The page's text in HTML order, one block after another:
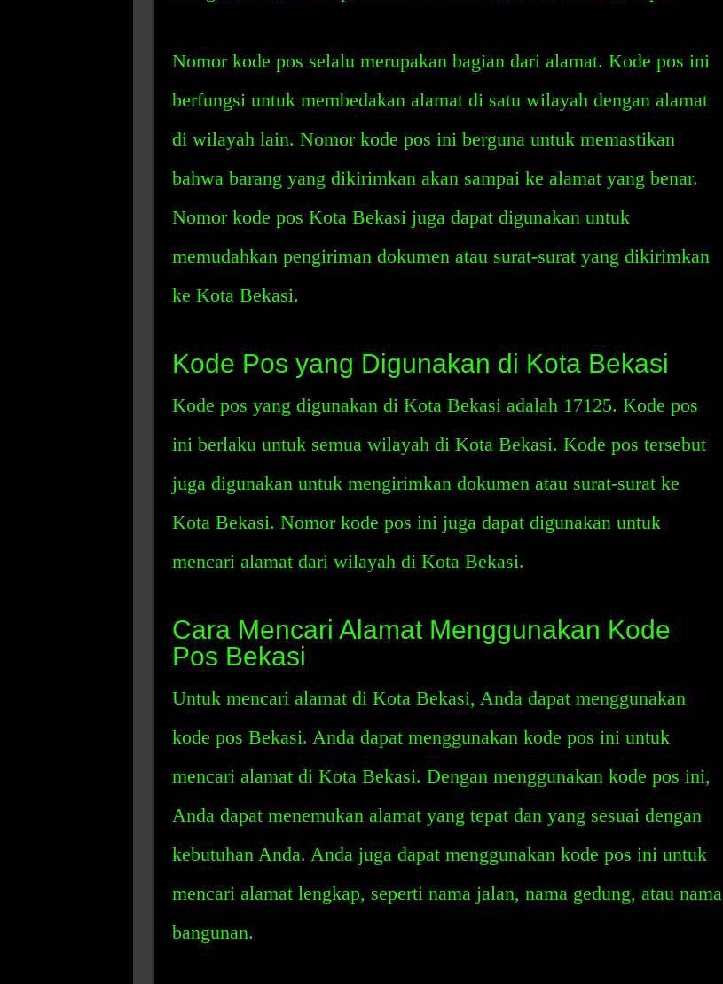
Nomor kode pos selalu merupakan bagian dari alamat. Kode pos ini
berfungsi untuk membedakan alamat di satu wilayah dengan alamat
di wilayah lain. Nomor kode pos ini berguna untuk memastikan
bahwa barang yang dikirimkan akan sampai ke alamat yang benar.
Nomor kode pos Kota Bekasi juga dapat digunakan untuk
memudahkan pengiriman dokumen atau surat-surat yang dikirimkan
ke Kota Bekasi.
Kode Pos yang Digunakan di Kota Bekasi
Kode pos yang digunakan di Kota Bekasi adalah 17125. Kode pos
ini berlaku untuk semua wilayah di Kota Bekasi. Kode pos tersebut
juga digunakan untuk mengirimkan dokumen atau surat-surat ke
Kota Bekasi. Nomor kode pos ini juga dapat digunakan untuk
mencari alamat dari wilayah di Kota Bekasi.
Cara Mencari Alamat Menggunakan Kode
Pos Bekasi
Untuk mencari alamat di Kota Bekasi, Anda dapat menggunakan
kode pos Bekasi. Anda dapat menggunakan kode pos ini untuk
mencari alamat di Kota Bekasi. Dengan menggunakan kode pos ini,
Anda dapat menemukan alamat yang tepat dan yang sesuai dengan
kebutuhan Anda. Anda juga dapat menggunakan kode pos ini untuk
mencari alamat lengkap, seperti nama jalan, nama gedung, atau nama
bangunan.